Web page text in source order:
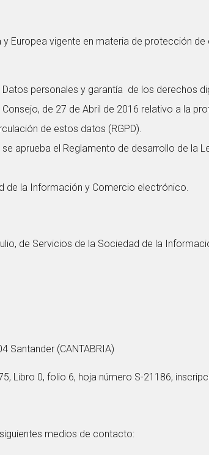
Europea vigente en materia de protección
personales y garantía de los derechos
de 27 de Abril de 2016 relativo a la
de estos datos (RGPD).
aprueba el Reglamento de desarrollo de la
de la Información y Comercio electrónico.
de Servicios de la Sociedad de la
Santander (CANTABRIA)
Libro 0, folio 6, hoja número S-21186,
medios de contacto: